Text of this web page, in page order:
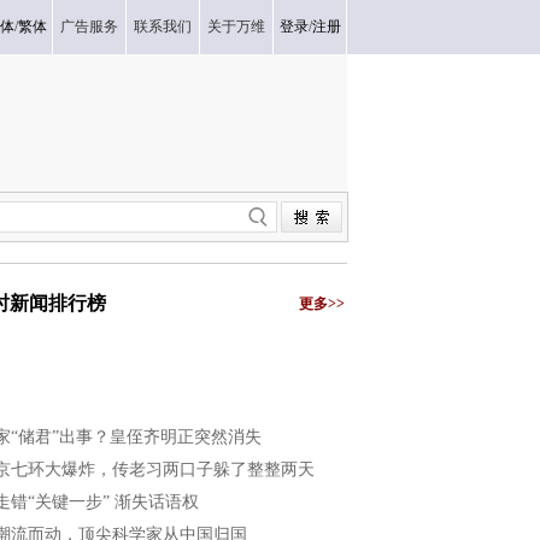
/繁体 广告服务 联系我们 关于万维 登录/注册
新闻排行榜 更多>>
“储君”出事？皇侄齐明正突然消失
七环大爆炸，传老习两口子躲了整整两天
错“关键一步” 渐失话语权
流而动，顶尖科学家从中国归国